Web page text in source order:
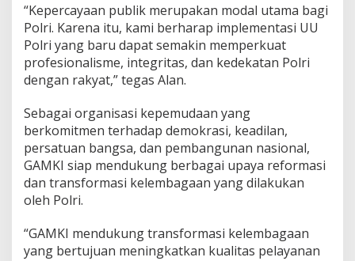
“Kepercayaan publik merupakan modal utama bagi
Polri. Karena itu, kami berharap implementasi UU
Polri yang baru dapat semakin memperkuat
profesionalisme, integritas, dan kedekatan Polri
dengan rakyat,” tegas Alan.
Sebagai organisasi kepemudaan yang
berkomitmen terhadap demokrasi, keadilan,
persatuan bangsa, dan pembangunan nasional,
GAMKI siap mendukung berbagai upaya reformasi
dan transformasi kelembagaan yang dilakukan
oleh Polri.
“GAMKI mendukung transformasi kelembagaan
yang bertujuan meningkatkan kualitas pelayanan